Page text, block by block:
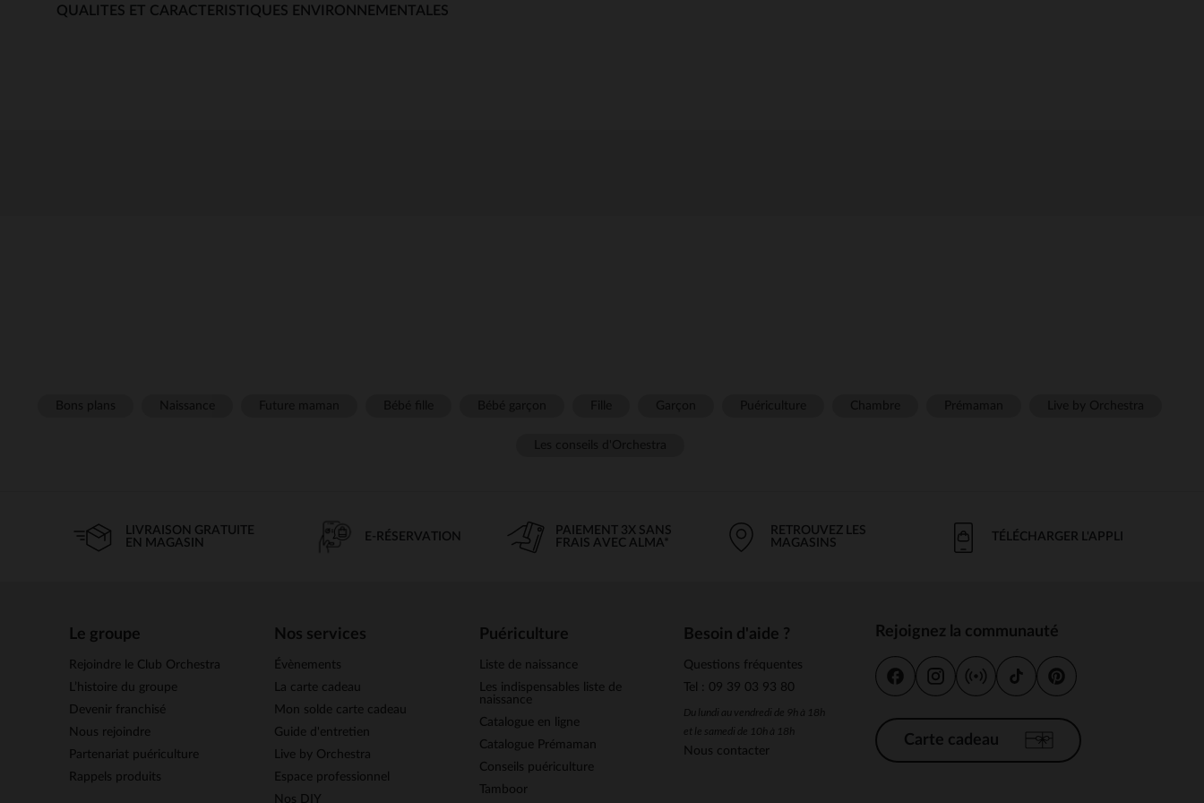
QUALITES ET CARACTERISTIQUES ENVIRONNEMENTALES
LIVRAISON GRATUITE
EN MAGASIN
E-RÉSERVATION
PAIEMENT 3X SANS
FRAIS AVEC ALMA*
RETROUVEZ LES
MAGASINS
TÉLÉCHARGER L'APPLI
Le groupe
Rejoindre le Club Orchestra
L’histoire du groupe
Devenir franchisé
Nous rejoindre
Partenariat puériculture
Rappels produits
Nos services
Évènements
La carte cadeau
Mon solde carte cadeau
Guide d'entretien
Live by Orchestra
Espace professionnel
Nos DIY
Puériculture
Liste de naissance
Les indispensables liste de
naissance
Catalogue en ligne
Catalogue Prémaman
Conseils puériculture
Tamboor
Besoin d'aide ?
Questions fréquentes
Tel : 09 39 03 93 80
Du lundi au vendredi de 9h à 18h
et le samedi de 10h à 18h
Nous contacter
Rejoignez la communauté
Carte cadeau